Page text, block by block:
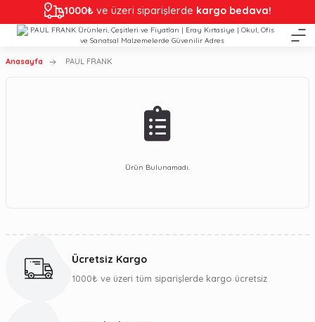
1000₺ ve üzeri siparişlerde kargo bedava!
Anasayfa PAUL FRANK
Ürün Bulunamadı.
Ücretsiz Kargo
1000₺ ve üzeri tüm siparişlerde kargo ücretsiz